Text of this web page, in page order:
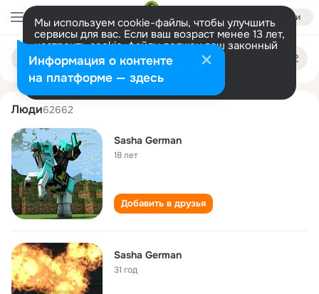
Войти
Мы используем cookie-файлы, чтобы улучшить
сервисы для вас. Если ваш возраст менее 13 лет,
настроить cookie-файлы должен ваш законный
представитель. Больше информации
Разрешить все Настроить
Поиск
людям
sasha german
Люди62662
Sasha German
18 лет
Добавить в друзья
Sasha German
31 год
Информация о контенте
на платформе — здесь